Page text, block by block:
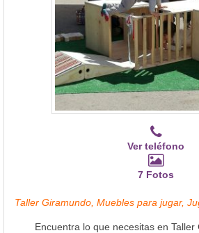
Ver teléfono
7 Fotos
Taller Giramundo, Muebles para jugar,
Encuentra lo que necesitas en Taller